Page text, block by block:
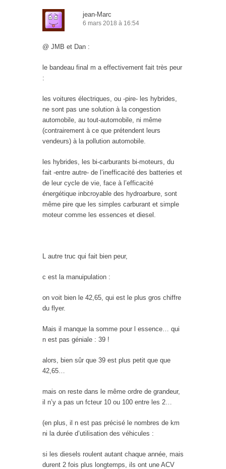
jean-Marc
6 mars 2018 à 16:54
@ JMB et Dan :
le bandeau final m a effectivement fait très peur
:
les voitures électriques, ou -pire- les hybrides,
ne sont pas une solution à la congestion
automobile, au tout-automobile, ni même
(contrairement à ce que prétendent leurs
vendeurs) à la pollution automobile.
les hybrides, les bi-carburants bi-moteurs, du
fait -entre autre- de l’inefficacité des batteries et
de leur cycle de vie, face à l’efficacité
énergétique inbcroyable des hydroarbure, sont
même pire que les simples carburant et simple
moteur comme les essences et diesel.
L autre truc qui fait bien peur,
c est la manuipulation :
on voit bien le 42,65, qui est le plus gros chiffre
du flyer.
Mais il manque la somme pour l essence… qui
n est pas géniale : 39 !
alors, bien sûr que 39 est plus petit que que
42,65…
mais on reste dans le même ordre de grandeur,
il n’y a pas un fcteur 10 ou 100 entre les 2…
(en plus, il n est pas précisé le nombres de km
ni la durée d’utilisation des véhicules :
si les diesels roulent autant chaque année, mais
durent 2 fois plus longtemps, ils ont une ACV